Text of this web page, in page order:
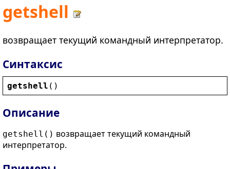
getshell
возвращает текущий командный интерпретатор.
Синтаксис
getshell ()
Описание
getshell() возвращает текущий командный
интерпретатор.